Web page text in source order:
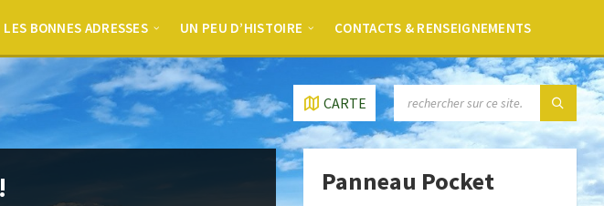
LES BONNES ADRESSES UN PEU D’HISTOIRE CONTACTS & RENSEIGNEMENTS
CARTE
Panneau Pocket